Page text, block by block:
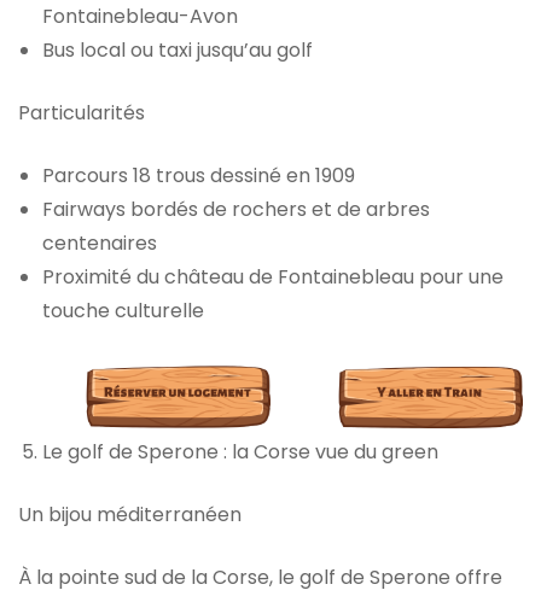
Fontainebleau-Avon
Bus local ou taxi jusqu’au golf
Particularités
Parcours 18 trous dessiné en 1909
Fairways bordés de rochers et de arbres
centenaires
Proximité du château de Fontainebleau pour une
touche culturelle
Le golf de Sperone : la Corse vue du green
Un bijou méditerranéen
À la pointe sud de la Corse, le golf de Sperone offre